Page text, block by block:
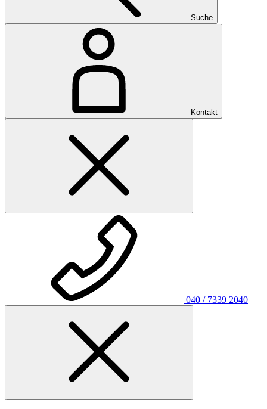
Suche
Kontakt
040 / 7339 2040